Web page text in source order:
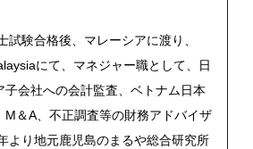
試験合格後、マレーシアに渡り、
にて、マネジャー職として、日
子会社への会計監査、ベトナム日本
M＆A、不正調査等の財務アドバイザ
より地元鹿児島のまるや総合研究所